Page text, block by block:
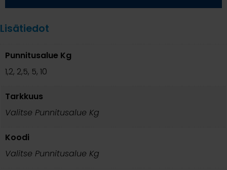
Lisätiedot
Punnitusalue Kg
1,2, 2,5, 5, 10
Tarkkuus
Valitse Punnitusalue Kg
Koodi
Valitse Punnitusalue Kg